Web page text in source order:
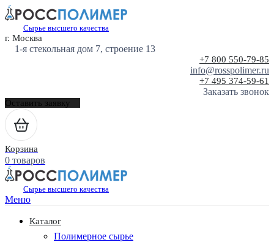
Сырье высшего качества
г. Москва
1-я стекольная дом 7, строение 13
+7 800 550-79-85
info@rosspolimer.ru
+7 495 374-59-61
Заказать звонок
Оставить заявку
Корзина
0 товаров
Сырье высшего качества
Меню
Каталог
Полимерное сырье